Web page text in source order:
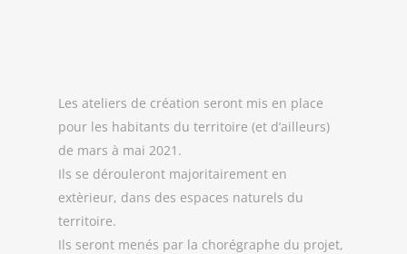
Les ateliers de création seront mis en place
pour les habitants du territoire (et d’ailleurs)
de mars à mai 2021.
Ils se dérouleront majoritairement en
extèrieur, dans des espaces naturels du
territoire.
Ils seront menés par la chorégraphe du projet,